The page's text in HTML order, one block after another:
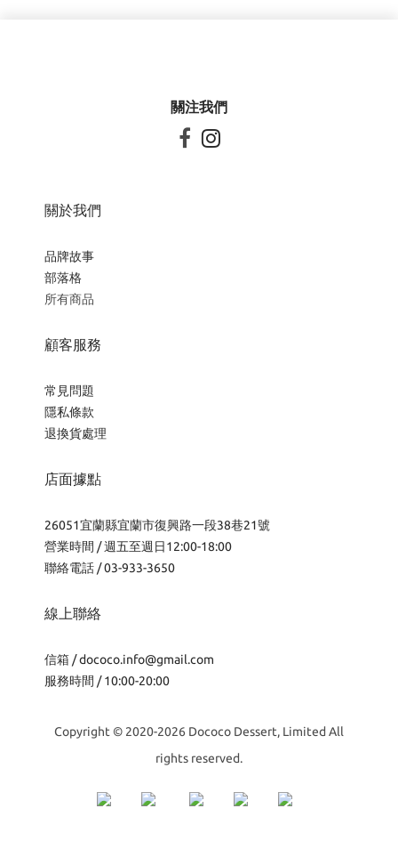
關注我們
 
關於我們
品牌故事
部落格
所有商品
顧客服務
常見問題
隱私條款
退換貨處理
店面據點
26051宜蘭縣宜蘭市復興路一段38巷21號
營業時間 / 週五至週日12:00-18:00
聯絡電話 / 03-933-3650
線上聯絡
信箱 /dococo.info@gmail.com
服務時間 / 10:00-20:00
Copyright © 2020-2026 Dococo Dessert, Limited All
rights reserved.